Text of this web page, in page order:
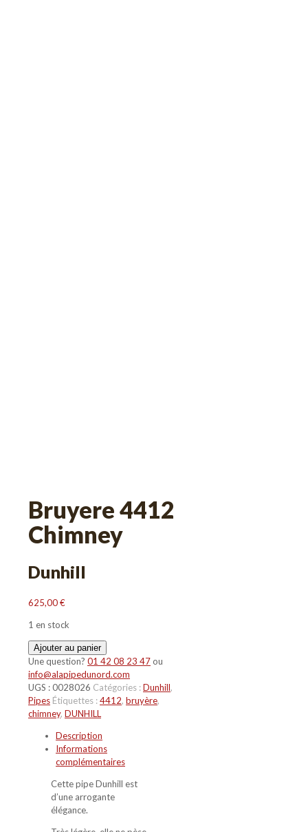
Bruyere 4412
Chimney
Dunhill
625,00€
1 en stock
quantité
de
Bruyere
4412
Chimney
Ajouter au panier
Une question? 01 42 08 23 47ou
info@alapipedunord.com
UGS :0028026 Catégories :Dunhill,
Pipes Étiquettes :4412, bruyère,
chimney, DUNHILL
Description
Informations
complémentaires
Cette pipe Dunhill est
d’une arrogante
élégance.